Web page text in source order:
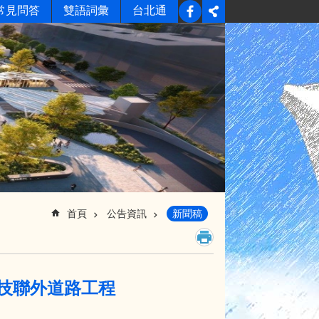
見問答 雙語詞彙 台北通
首頁 公告資訊 新聞稿
聯外道路工程